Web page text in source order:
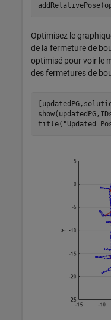
Optimisez le
de la fermeture de
optimisé pour voir le
des fermetures de
title( "Updated